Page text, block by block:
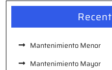
Mantenimiento Menor
Mantenimiento Mayor